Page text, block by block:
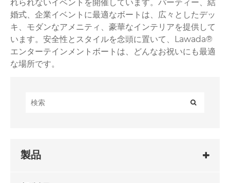
れられないイベントを開催しています。パーティー、結
婚式、企業イベントに最適なボートは、広々としたデッ
キ、モダンなアメニティ、豪華なインテリアを提供して
います。安全性とスタイルを念頭に置いて、Lawada®
エンターテインメントボートは、どんなお祝いにも最適
な場所です。
製品